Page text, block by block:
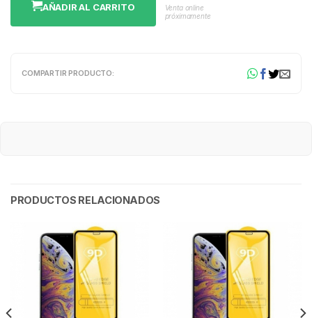
AÑADIR AL CARRITO
Venta online
próximamente
COMPARTIR PRODUCTO:
PRODUCTOS RELACIONADOS